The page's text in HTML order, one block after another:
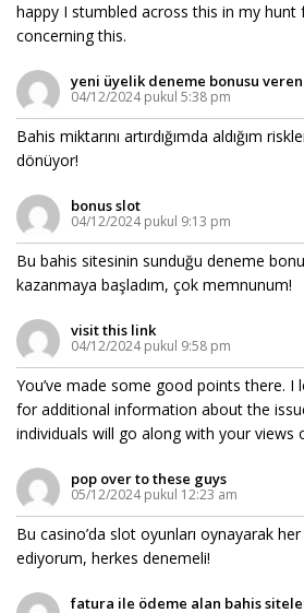
happy I stumbled across this in my
concerning this.
yeni üyelik deneme bonusu
04/12/2024 pukul 5:38 pm
Bahis miktarını artırdığımda aldığım
dönüyor!
bonus slot
04/12/2024 pukul 9:13 pm
Bu bahis sitesinin sunduğu deneme
kazanmaya başladım, çok memnunum!
visit this link
04/12/2024 pukul 9:58 pm
You’ve made some good points there.
for additional information about the
individuals will go along with your views
pop over to these guys
05/12/2024 pukul 12:23 am
Bu casino’da slot oyunları oynayarak
ediyorum, herkes denemeli!
fatura ile ödeme alan bahis